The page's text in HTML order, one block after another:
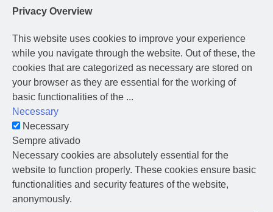
Privacy Overview
This website uses cookies to improve your experience
while you navigate through the website. Out of these, the
cookies that are categorized as necessary are stored on
your browser as they are essential for the working of
basic functionalities of the ...
Necessary
Necessary
Sempre ativado
Necessary cookies are absolutely essential for the
website to function properly. These cookies ensure basic
functionalities and security features of the website,
anonymously.